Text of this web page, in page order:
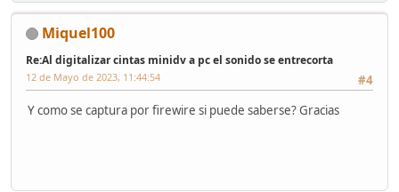
Miquel100
Re:Al digitalizar cintas minidv a pc el sonido se entrecorta
#4
12 de Mayo de 2023, 11:44:54
Y como se captura por firewire si puede saberse? Gracias